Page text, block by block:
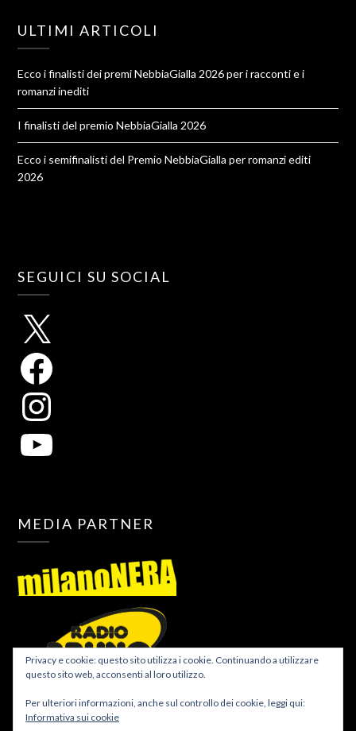
ULTIMI ARTICOLI
Ecco i finalisti dei premi NebbiaGialla 2026 per i racconti e i
romanzi inediti
I finalisti del premio NebbiaGialla 2026
Ecco i semifinalisti del Premio NebbiaGialla per romanzi editi
2026
SEGUICI SU SOCIAL
MEDIA PARTNER
Privacy e cookie: questo sito utilizza i cookie. Continuando a utilizzare
questo sito web, acconsenti al loro utilizzo.
Per ulteriori informazioni, anche sul controllo dei cookie, leggi qui:
Informativa sui cookie